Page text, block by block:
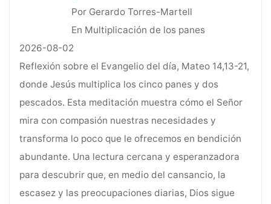
Por Gerardo Torres-Martell
En Multiplicación de los panes
2026-08-02
Reflexión sobre el Evangelio del día, Mateo 14,13-21,
donde Jesús multiplica los cinco panes y dos
pescados. Esta meditación muestra cómo el Señor
mira con compasión nuestras necesidades y
transforma lo poco que le ofrecemos en bendición
abundante. Una lectura cercana y esperanzadora
para descubrir que, en medio del cansancio, la
escasez y las preocupaciones diarias, Dios sigue